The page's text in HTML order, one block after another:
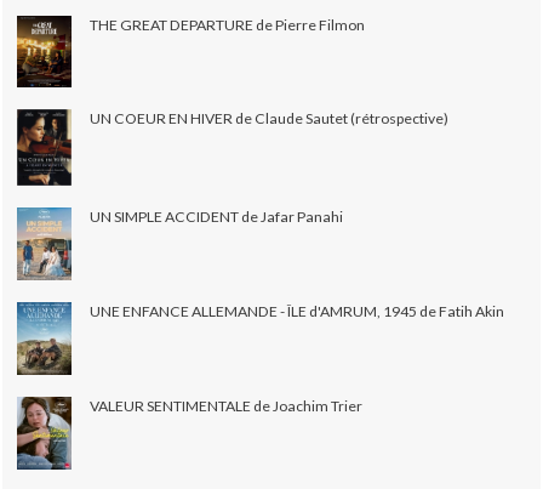
THE GREAT DEPARTURE de Pierre Filmon
UN COEUR EN HIVER de Claude Sautet (rétrospective)
UN SIMPLE ACCIDENT de Jafar Panahi
UNE ENFANCE ALLEMANDE - ÎLE d'AMRUM, 1945 de Fatih Akin
VALEUR SENTIMENTALE de Joachim Trier